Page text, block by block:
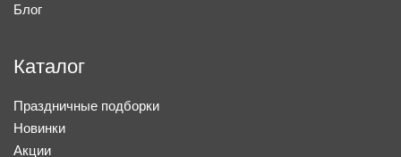
Блог
Каталог
Праздничные подборки
Новинки
Акции